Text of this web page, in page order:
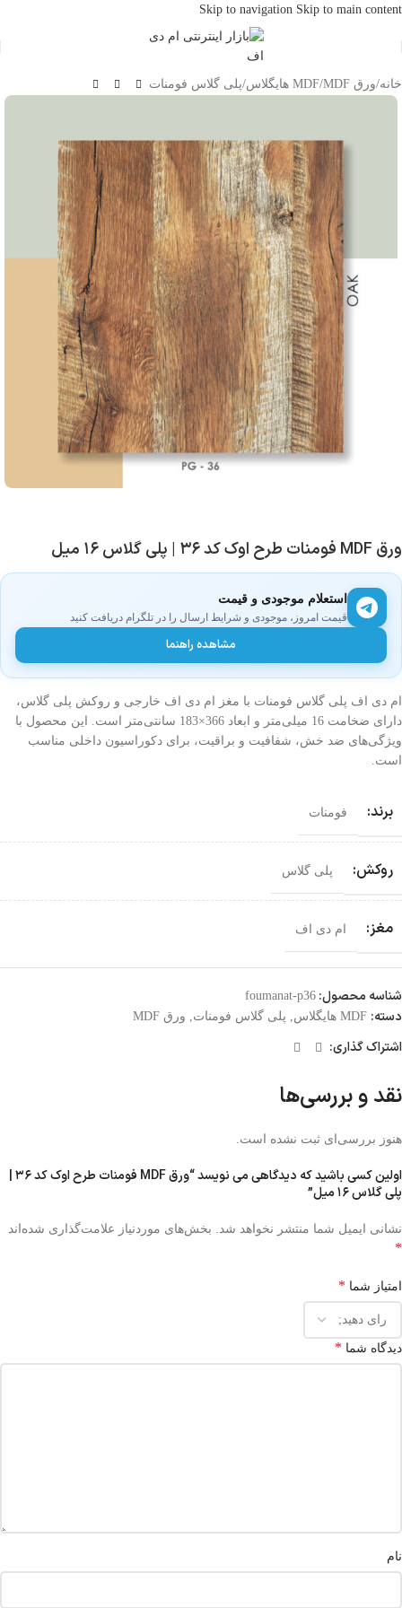
Skip to navigation Skip to main content
خانه/ورق MDF /MDF هایگلاس /پلی گلاس فومنات
ورق MDF فومنات طرح اوک کد ۳۶ | پلی گلاس ۱۶ میل
استعلام موجودی و قیمت
قیمت امروز، موجودی و شرایط ارسال را در تلگرام دریافت کنید
مشاهده راهنما
ام دی اف پلی گلاس فومنات با مغز ام دی اف خارجی و روکش پلی گلاس،
دارای ضخامت 16 میلی‌متر و ابعاد 366×183 سانتی‌متر است. این محصول با
ویژگی‌های ضد خش، شفافیت و براقیت، برای دکوراسیون داخلی مناسب
است.
برند: فومنات
روکش: پلی گلاس
مغز: ام دی اف
شناسه محصول: foumanat-p36
دسته: MDF هایگلاس پلی گلاس فومنات ورق MDF
اشتراک گذاری:
نقد و بررسی‌ها
هنوز بررسی‌ای ثبت نشده است.
اولین کسی باشید که دیدگاهی می نویسد “ورق MDF فومنات طرح اوک کد ۳۶ |
پلی گلاس ۱۶ میل”
نشانی ایمیل شما منتشر نخواهد شد. بخش‌های موردنیاز علامت‌گذاری شده‌اند
*
امتیاز شما *
دیدگاه شما *
نام